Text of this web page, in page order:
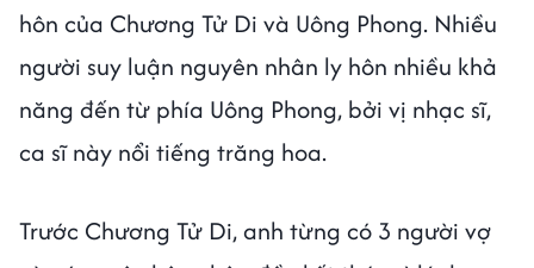
hôn của Chương Tử Di và Uông Phong. Nhiều
người suy luận nguyên nhân ly hôn nhiều khả
năng đến từ phía Uông Phong, bởi vị nhạc sĩ,
ca sĩ này nổi tiếng trăng hoa.
Trước Chương Tử Di, anh từng có 3 người vợ